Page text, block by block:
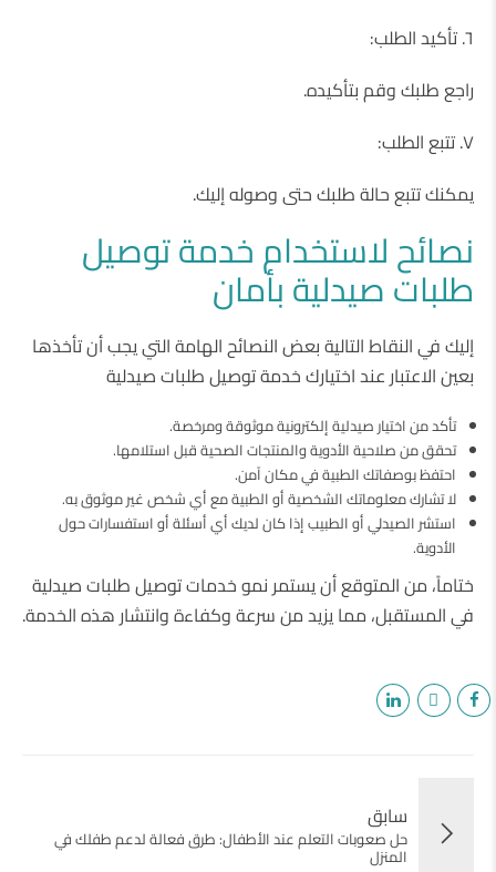
٦. تأكيد الطلب:
راجع طلبك وقم بتأكيده.
٧. تتبع الطلب:
يمكنك تتبع حالة طلبك حتى وصوله إليك.
نصائح لاستخدام خدمة توصيل
طلبات صيدلية بأمان
إليك في النقاط التالية بعض النصائح الهامة التي يجب أن تأخذها
بعين الاعتبار عند اختيارك خدمة توصيل طلبات صيدلية
تأكد من اختيار صيدلية إلكترونية موثوقة ومرخصة.
تحقق من صلاحية الأدوية والمنتجات الصحية قبل استلامها.
احتفظ بوصفاتك الطبية في مكان آمن.
لا تشارك معلوماتك الشخصية أو الطبية مع أي شخص غير موثوق به.
استشر الصيدلي أو الطبيب إذا كان لديك أي أسئلة أو استفسارات حول
الأدوية.
ختاماً، من المتوقع أن يستمر نمو خدمات توصيل طلبات صيدلية
في المستقبل، مما يزيد من سرعة وكفاءة وانتشار هذه الخدمة.
سابق
حل صعوبات التعلم عند الأطفال: طرق فعالة لدعم طفلك في
المنزل